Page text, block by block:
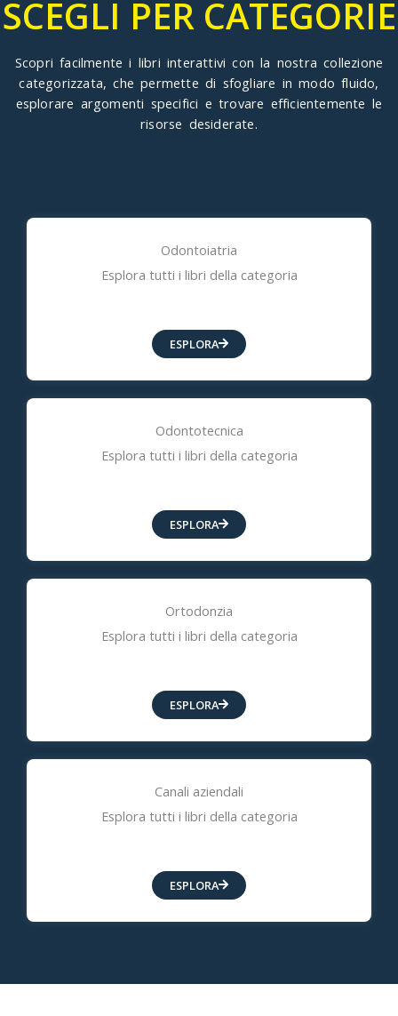
SCEGLI PER CATEGORIE
Scopri facilmentei libri interattivicon la nostra collezione
categorizzata, che permette di sfogliare in modo fluido,
esplorare argomenti specifici e trovare efficientemente le
risorse desiderate.
Odontoiatria
Esplora tutti i libri della categoria
ESPLORA
Odontotecnica
Esplora tutti i libri della categoria
ESPLORA
Ortodonzia
Esplora tutti i libri della categoria
ESPLORA
Canali aziendali
Esplora tutti i libri della categoria
ESPLORA